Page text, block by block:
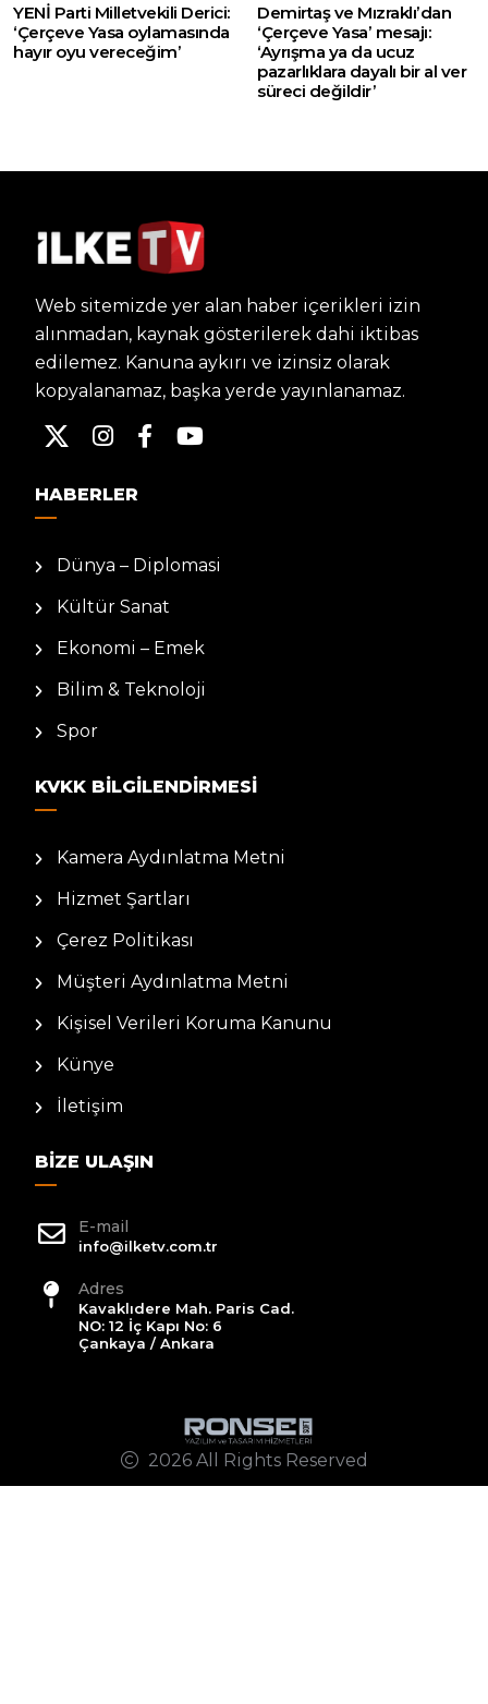
YENİ Parti Milletvekili Derici:
‘Çerçeve Yasa oylamasında
hayır oyu vereceğim’
Demirtaş ve Mızraklı’dan
‘Çerçeve Yasa’ mesajı:
‘Ayrışma ya da ucuz
pazarlıklara dayalı bir al ver
süreci değildir’
Web sitemizde yer alan haber içerikleri izin
alınmadan, kaynak gösterilerek dahi iktibas
edilemez. Kanuna aykırı ve izinsiz olarak
kopyalanamaz, başka yerde yayınlanamaz.
HABERLER
Dünya – Diplomasi
Kültür Sanat
Ekonomi – Emek
Bilim & Teknoloji
Spor
KVKK BILGILENDIRMESI
Kamera Aydınlatma Metni
Hizmet Şartları
Çerez Politikası
Müşteri Aydınlatma Metni
Kişisel Verileri Koruma Kanunu
Künye
İletişim
BIZE ULAŞIN
E-mail
info@ilketv.com.tr
Adres
Kavaklıdere Mah. Paris Cad.
NO: 12 İç Kapı No: 6
Çankaya / Ankara
2026 All Rights Reserved